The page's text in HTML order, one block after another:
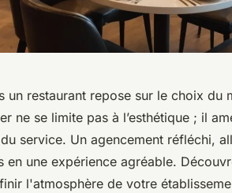
un restaurant repose sur le choix du
ne se limite pas à l’esthétique ; il
service. Un agencement réfléchi,
en une expérience agréable.
l'atmosphère de votre